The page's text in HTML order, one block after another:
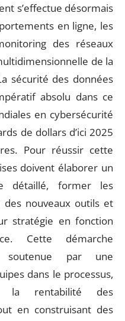
s’effectue désormais
en ligne, les
des réseaux
de la
sécurité des données
absolu dans ce
en cybersécurité
de dollars d’ici 2025
Pour réussir cette
doivent élaborer un
détaillé, former les
des nouveaux outils et
stratégie en fonction
Cette démarche
soutenue par une
dans le processus,
la rentabilité des
en construisant des